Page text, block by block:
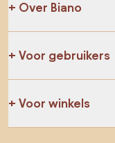
Over Biano
Voor gebruikers
Voor winkels